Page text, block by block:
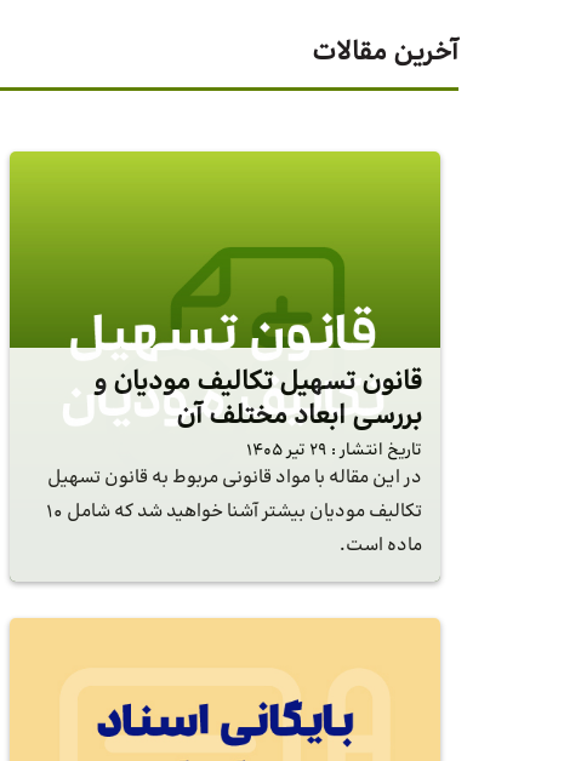
آخرین مقالات
قانون تسهیل تکالیف مودیان و
بررسی ابعاد مختلف آن
تاریخ انتشار : 29 تیر 1405
در این مقاله با مواد قانونی مربوط به قانون تسهیل
تکالیف مودیان بیشتر آشنا خواهید شد که شامل 10
ماده است.